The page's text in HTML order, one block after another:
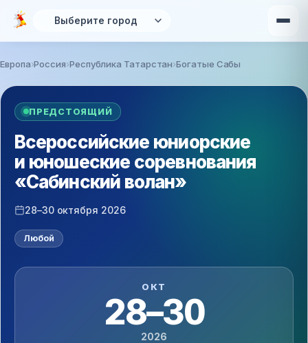
Перейти к основному содержанию
Вы здесь
Европа Россия Республика Татарстан Богатые Сабы
ПРЕДСТОЯЩИЙ
Всероссийские юниорские
и юношеские соревнования
«Сабинский волан»
28–30 октября 2026
Любой
ОКТ
28–30
2026